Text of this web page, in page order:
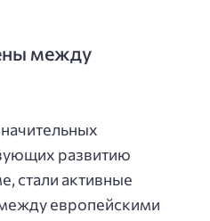
между
развитию
стали активные
европейскими